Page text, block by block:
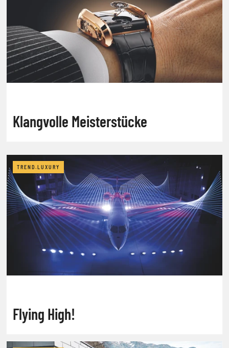
Klangvolle Meisterstücke
TREND.LUXURY
Flying High!